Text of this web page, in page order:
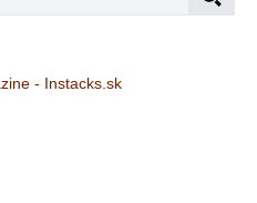
- Instacks.sk